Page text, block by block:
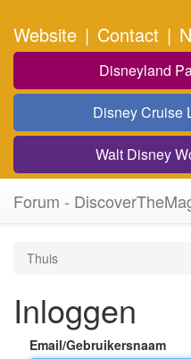
Website | Contact |
Disneyland
Disney Cruise
Walt Disney
Forum -
Thuis
Inloggen
Email/Gebruikersnaam